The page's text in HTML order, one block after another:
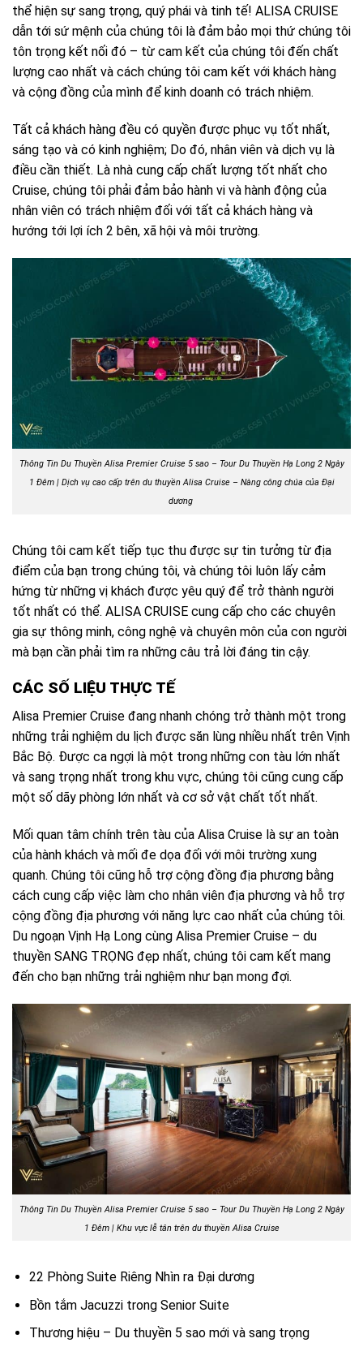
thể hiện sự sang trọng, quý phái và tinh tế! ALISA CRUISE
dẫn tới sứ mệnh của chúng tôi là đảm bảo mọi thứ chúng tôi
tôn trọng kết nối đó – từ cam kết của chúng tôi đến chất
lượng cao nhất và cách chúng tôi cam kết với khách hàng
và cộng đồng của mình để kinh doanh có trách nhiệm.
Tất cả khách hàng đều có quyền được phục vụ tốt nhất,
sáng tạo và có kinh nghiệm; Do đó, nhân viên và dịch vụ là
điều cần thiết. Là nhà cung cấp chất lượng tốt nhất cho
Cruise, chúng tôi phải đảm bảo hành vi và hành động của
nhân viên có trách nhiệm đối với tất cả khách hàng và
hướng tới lợi ích 2 bên, xã hội và môi trường.
Thông Tin Du Thuyền Alisa Premier Cruise 5 sao – Tour Du Thuyền Hạ Long 2 Ngày
1 Đêm | Dịch vụ cao cấp trên du thuyền Alisa Cruise – Nàng công chúa của Đại
dương
Chúng tôi cam kết tiếp tục thu được sự tin tưởng từ địa
điểm của bạn trong chúng tôi, và chúng tôi luôn lấy cảm
hứng từ những vị khách được yêu quý để trở thành người
tốt nhất có thể. ALISA CRUISE cung cấp cho các chuyên
gia sự thông minh, công nghệ và chuyên môn của con người
mà bạn cần phải tìm ra những câu trả lời đáng tin cậy.
CÁC SỐ LIỆU THỰC TẾ
Alisa Premier Cruise đang nhanh chóng trở thành một trong
những trải nghiệm du lịch được săn lùng nhiều nhất trên Vịnh
Bắc Bộ. Được ca ngợi là một trong những con tàu lớn nhất
và sang trọng nhất trong khu vực, chúng tôi cũng cung cấp
một số dãy phòng lớn nhất và cơ sở vật chất tốt nhất.
Mối quan tâm chính trên tàu của Alisa Cruise là sự an toàn
của hành khách và mối đe dọa đối với môi trường xung
quanh. Chúng tôi cũng hỗ trợ cộng đồng địa phương bằng
cách cung cấp việc làm cho nhân viên địa phương và hỗ trợ
cộng đồng địa phương với năng lực cao nhất của chúng tôi.
Du ngoạn Vịnh Hạ Long cùng Alisa Premier Cruise – du
thuyền SANG TRỌNG đẹp nhất, chúng tôi cam kết mang
đến cho bạn những trải nghiệm như bạn mong đợi.
Thông Tin Du Thuyền Alisa Premier Cruise 5 sao – Tour Du Thuyền Hạ Long 2 Ngày
1 Đêm | Khu vực lễ tân trên du thuyền Alisa Cruise
22 Phòng Suite Riêng Nhìn ra Đại dương
Bồn tắm Jacuzzi trong Senior Suite
Thương hiệu – Du thuyền 5 sao mới và sang trọng